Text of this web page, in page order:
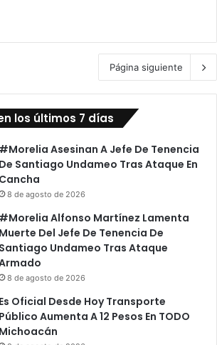
Página siguiente
los últimos 7 días
#Morelia Asesinan A Jefe De Tenencia
De Santiago Undameo Tras Ataque En
Cancha
8 de agosto de 2026
#Morelia Alfonso Martínez Lamenta
Muerte Del Jefe De Tenencia De
Santiago Undameo Tras Ataque
8 de agosto de 2026
Es Oficial Desde Hoy Transporte
Público Aumenta A 12 Pesos En TODO
Michoacán